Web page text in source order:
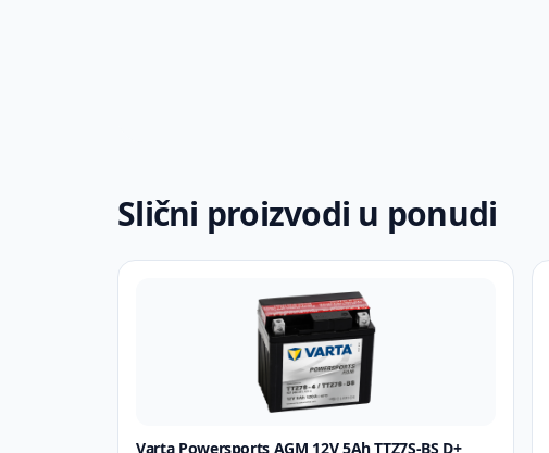
Slični proizvodi u ponudi
Varta Powersports AGM 12V 5Ah TTZ7S-BS D+